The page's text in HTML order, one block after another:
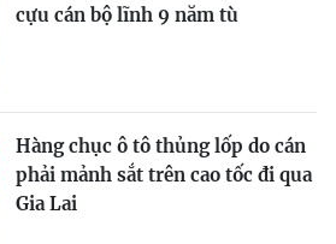
cựu cán bộ lĩnh 9 năm tù
Hàng chục ô tô thủng lốp do cán
phải mảnh sắt trên cao tốc đi qua
Gia Lai